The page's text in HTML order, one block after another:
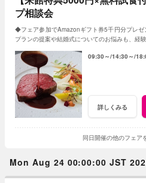
プ相談会
◆フェア参加でAmazonギフト券5千円分プレ
プランの提案や結婚式についてのお悩みも、経
09:30～ 14:30～
詳しくみる
同日開催の他のフェア
Mon Aug 24 00:00:00 JST